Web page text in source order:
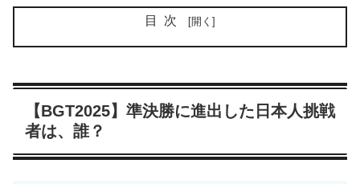
目次
【BGT2025】準決勝に進出した日本人挑戦
者は、誰？